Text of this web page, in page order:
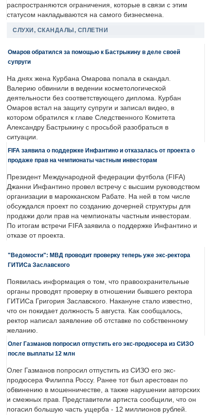
распространяются ограничения, которые в связи с этим
статусом накладываются на самого бизнесмена.
СЛУХИ, СКАНДАЛЫ, СПЛЕТНИ
Омаров обратился за помощью к Бастрыкину в деле своей
супруги
На днях жена Курбана Омарова попала в скандал.
Валерию обвинили в ведении косметологической
деятельности без соответствующего диплома. Курбан
Омаров встал на защиту супруги и записал видео, в
котором обратился к главе Следственного Комитета
Александру Бастрыкину с просьбой разобраться в
ситуации.
FIFA заявила о поддержке Инфантино и отказалась от проекта о
продаже прав на чемпионаты частным инвесторам
Президент Международной федерации футбола (FIFA)
Джанни Инфантино провел встречу с высшим руководством
организации в марокканском Рабате. На ней в том числе
обсуждался проект по созданию дочерней структуры для
продажи доли прав на чемпионаты частным инвесторам.
По итогам встречи FIFA заявила о поддержке Инфантино и
отказе от проекта.
"Ведомости": МВД проводит проверку теперь уже экс-ректора
ГИТИСа Заславского
Появилась информация о том, что правоохранительные
органы проводят проверку в отношении бывшего ректора
ГИТИСа Григория Заславского. Накануне стало известно,
что он покидает должность 5 августа. Как сообщалось,
ректор написал заявление об отставке по собственному
желанию.
Олег Газманов попросил отпустить его экс-продюсера из СИЗО
после выплаты 12 млн
Олег Газманов попросил отпустить из СИЗО его экс-
продюсера Филиппа Россу. Ранее тот был арестован по
обвинению в мошенничестве, а также нарушении авторских
и смежных прав. Представители артиста сообщили, что он
погасил большую часть ущерба - 12 миллионов рублей.